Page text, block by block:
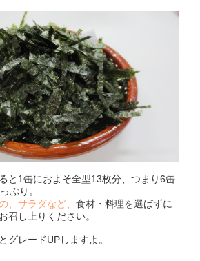
と1缶におよそ全型13枚分、つまり6缶
ぷり。
、サラダなど、 食材・料理を選ばずに
召し上りください。
グレードUPしますよ。